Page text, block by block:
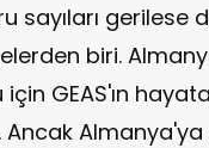
sayıları gerilese
biri.
GEAS'ın
Almanya'ya